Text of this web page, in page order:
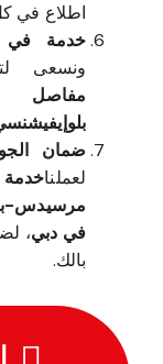
اطلاع في
خدمة في
ونسعى
ضمان
لعملنا
في دبي،
بالك.